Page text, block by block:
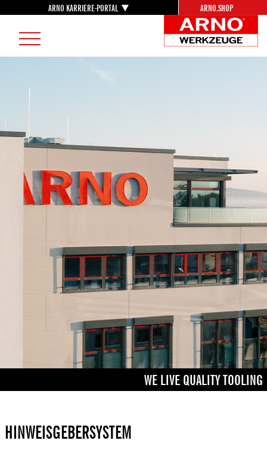
ARNO.SHOP
Burger
Menu
ARNO KARRIERE-PORTAL
Career
WE LIVE QUALITY TOOLING
HINWEISGEBERSYSTEM